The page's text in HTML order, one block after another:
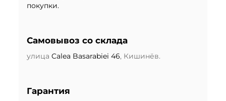
покупки.
Самовывоз со склада
улица Calea Basarabiei 46, Кишинёв.
Гарантия